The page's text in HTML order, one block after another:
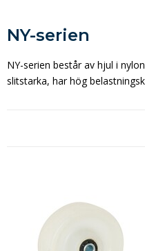
NY-serien
NY-serien består av hjul i
slitstarka, har hög